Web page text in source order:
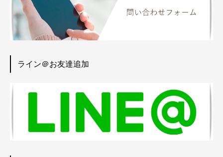
ライン＠お友達追加